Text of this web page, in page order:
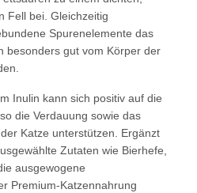
Fell bei. Gleichzeitig
Spurenelemente das
besonders gut vom Körper der
Inulin kann sich positiv auf die
die Verdauung sowie das
Katze unterstützen. Ergänzt
Zutaten wie Bierhefe,
ausgewogene
Premium-Katzennahrung